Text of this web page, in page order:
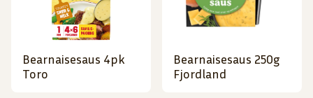
Bearnaisesaus 4pk
Toro
Bearnaisesaus 250g
Fjordland